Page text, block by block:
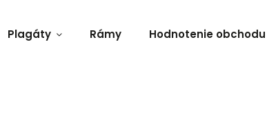
Plagáty Rámy Hodnotenie obchodu